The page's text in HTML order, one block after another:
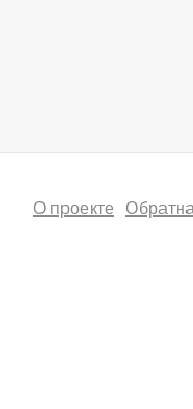
О проекте